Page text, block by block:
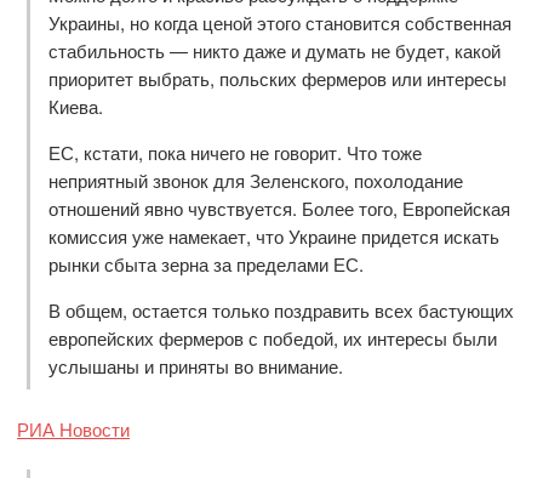
Украины, но когда ценой этого становится собственная
стабильность — никто даже и думать не будет, какой
приоритет выбрать, польских фермеров или интересы
Киева.
ЕС, кстати, пока ничего не говорит. Что тоже
неприятный звонок для Зеленского, похолодание
отношений явно чувствуется. Более того, Европейская
комиссия уже намекает, что Украине придется искать
рынки сбыта зерна за пределами ЕС.
В общем, остается только поздравить всех бастующих
европейских фермеров с победой, их интересы были
услышаны и приняты во внимание.
РИА Новости